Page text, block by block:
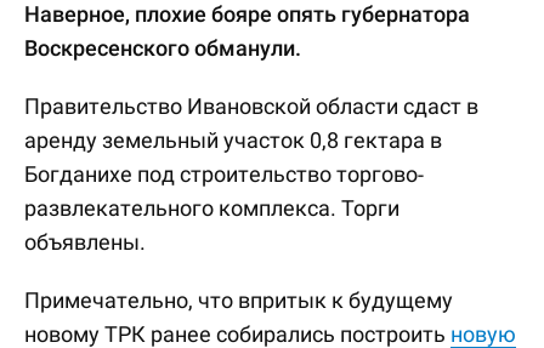
Наверное, плохие бояре опять губернатора
Воскресенского обманули.
Правительство Ивановской области сдаст в
аренду земельный участок 0,8 гектара в
Богданихе под строительство торгово-
развлекательного комплекса. Торги
объявлены.
Примечательно, что впритык к будущему
новому ТРК ранее собирались построить новую